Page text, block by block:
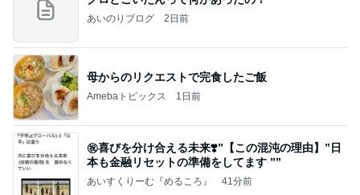
あいのりブログ 2日前
母からのリクエストで完食したご飯
Amebaトピックス 1日前
㊗️喜びを分け合える未来❣️”【この混沌の理由】”⽇
本も⾦融リセットの準備をしてます ””
あいすくりーむ『めるころ』 41分前